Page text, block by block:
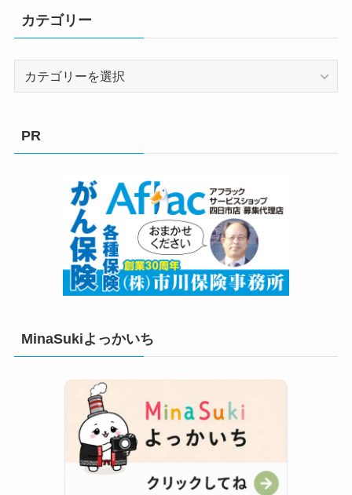
カテゴリー
PR
MinaSukiよっかいち